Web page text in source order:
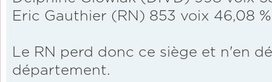
Eric Gauthier (RN) 853 voix 46,08 %
Le RN perd donc ce siège et n'en
département.